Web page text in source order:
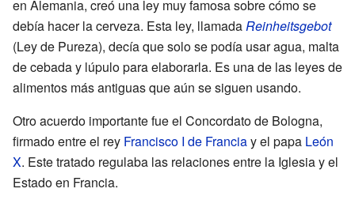
en Alemania, creó una ley muy famosa sobre cómo se
debía hacer la cerveza. Esta ley, llamada Reinheitsgebot
(Ley de Pureza), decía que solo se podía usar agua, malta
de cebada y lúpulo para elaborarla. Es una de las leyes de
alimentos más antiguas que aún se siguen usando.
Otro acuerdo importante fue el Concordato de Bologna,
firmado entre el rey Francisco I de Franciay el papa León
X. Este tratado regulaba las relaciones entre la Iglesia y el
Estado en Francia.